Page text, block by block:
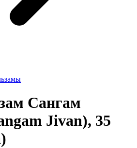
Сангам
Jivan), 35